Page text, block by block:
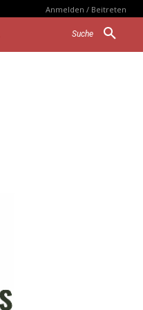
Anmelden / Beitreten
Suche